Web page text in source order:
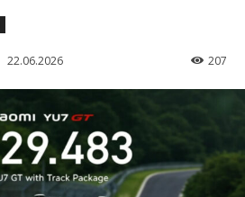
22.06.2026 207